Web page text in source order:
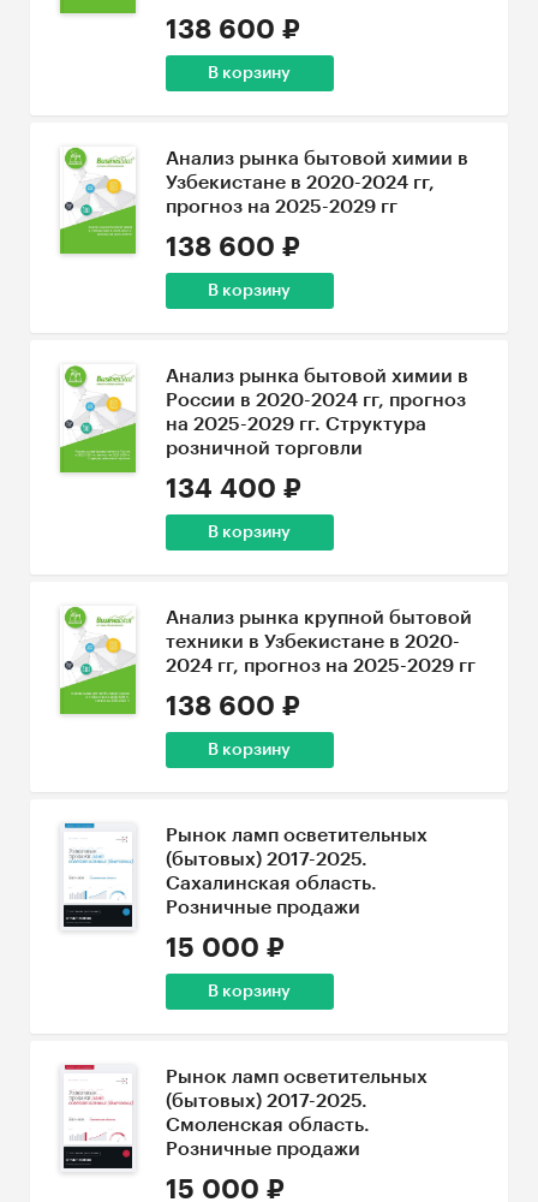
138 600 ₽
В корзину
Анализ рынка бытовой химии в
Узбекистане в 2020-2024 гг,
прогноз на 2025-2029 гг
138 600 ₽
В корзину
Анализ рынка бытовой химии в
России в 2020-2024 гг, прогноз
на 2025-2029 гг. Структура
розничной торговли
134 400 ₽
В корзину
Анализ рынка крупной бытовой
техники в Узбекистане в 2020-
2024 гг, прогноз на 2025-2029 гг
138 600 ₽
В корзину
Рынок ламп осветительных
(бытовых) 2017-2025.
Сахалинская область.
Розничные продажи
15 000 ₽
В корзину
Рынок ламп осветительных
(бытовых) 2017-2025.
Смоленская область.
Розничные продажи
15 000 ₽